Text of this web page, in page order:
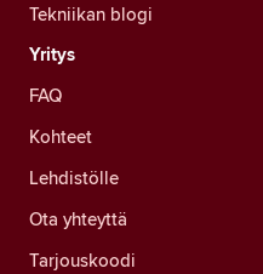
Tekniikan blogi
Yritys
FAQ
Kohteet
Lehdistölle
Ota yhteyttä
Tarjouskoodi